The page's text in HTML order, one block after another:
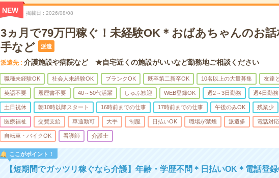
NEW 掲載日 2026/08/08
3ヵ月で79万円稼ぐ！未経験OK＊おばあちゃんのお話
手など
派遣
派遣先 介護施設や病院など ★自宅近くの施設がいいなど勤務地ご相談ください
職種未経験OK 社会人未経験OK ブランクOK 既卒第二新卒OK 10名以上の大量募集 友達
英語不要 履歴書不要 40～50代活躍 しゅふ歓迎 WEB登録OK 週2～3日勤務 週4日勤務
土日祝休 朝10時以降スタート 16時前までの仕事 17時前までの仕事 午後のみOK 残業少
医療福祉 交費支給 車通勤可 大手 制服 日払いOK 職場が禁煙 派遣多 電話対
自転車・バイクOK 看護師 介護士
ここがポイント！
【短期間でガッツリ稼ぐなら介護】年齢・学歴不問＊日払いOK＊電話登